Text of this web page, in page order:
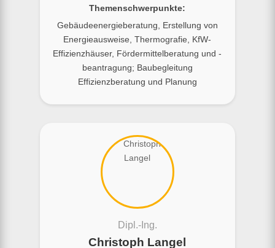
Themenschwerpunkte:
Gebäudeenergieberatung, Erstellung von
Energieausweise, Thermografie, KfW-
Effizienzhäuser, Fördermittelberatung und -
beantragung; Baubegleitung
Effizienzberatung und Planung
Dipl.-Ing.
Christoph Langel